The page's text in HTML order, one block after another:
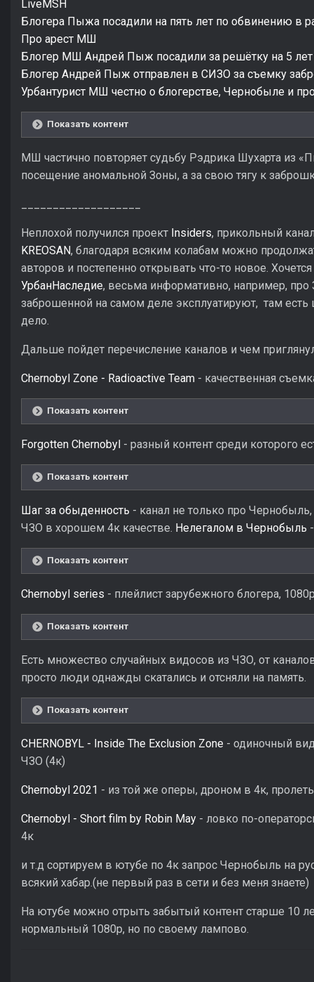
LiveMSH
Блогера Пыжа посадили на пять лет по обвинению в
Про арест МШ
Блогер МШ Андрей Пыж посадили за решётку на 5 лет
Блогер Андрей Пыж отправлен в СИЗО за съемку
Урбантурист МШ честно о блогерстве, Чернобыле и
Показать контент
МШ частично повторяет судьбу Рэдрика Шухарта из
посещение аномальной Зоны, а за свою тягу к
Неплохой получился проект Insiders, прикольный
KREOSAN, благодаря всяким колабам можно
авторов и постепенно открывать что-то новое.
УрбанНаследие, весьма информативно, например, про
заброшенной на самом деле эксплуатируют, там
дело.
Дальше пойдет перечисление каналов и чем
Chernobyl Zone - Radioactive Team - качественная
Показать контент
Forgotten Chernobyl - разный контент среди которого
Показать контент
Шаг за обыденность - канал не только про
ЧЗО в хорошем 4к качестве. Нелегалом в Чернобыль
Показать контент
Chernobyl series - плейлист зарубежного блогера,
Показать контент
Есть множество случайных видосов из ЧЗО, от
просто люди однажды скатались и отсняли на память.
Показать контент
CHERNOBYL - Inside The Exclusion Zone - одиночный
ЧЗО (4к)
Chernobyl 2021 - из той же оперы, дроном в 4к,
Chernobyl - Short film by Robin May - ловко по-
4к
и т.д сортируем в ютубе по 4к запрос Чернобыль на
всякий хабар.(не первый раз в сети и без меня знаете)
На ютубе можно отрыть забытый контент старше 10
нормальный 1080p, но по своему лампово.